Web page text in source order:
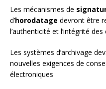
Les mécanismes de
d’horodatage devront être
l’authenticité et l’intégrité
Les systèmes d’archivage
nouvelles exigences de
électroniques